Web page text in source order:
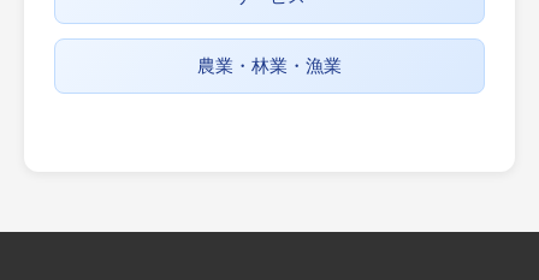
農業・林業・漁業